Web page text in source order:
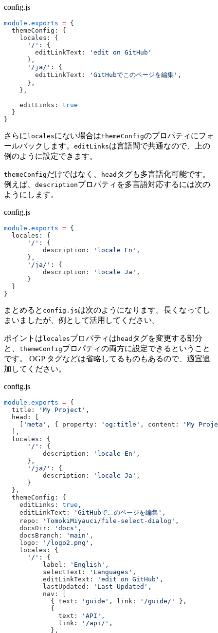
config.js
module . exports = {
  themeConfig: {
    locales: {
      '/'
: {
        editLinkText:
'edit on GitHub'
      },
      '/ja/'
: {
        editLinkText:
'GitHubでこのページを編集' ,
      },
    },
    editLinks:
true
  }
}
さらに localesにない場合はthemeConfigのプロパティにフォ
ールバックします。 editLinksは言語間で共通なので、上の
例のように設定できます。
themeConfigだけではなく、 head タグも多言語化可能です。
例えば、 descriptionプロパティを多言語対応するには次の
ようにします。
config.js
module . exports = {
  locales: {
      '/'
: {
          description:
'locale En' ,
      },
      '/ja/'
: {
          description:
'locale Ja' ,
      }
  }
}
まとめると config.jsは次のようになります。長くなってし
まいましたが、例として活用してください。
ポイントは localesプロパティは head タグを変更する部分
と、 themeConfigプロパティの両方に設定できるということ
です。 OGP タグなどは省略してるものもあるので、適宜追
加してください。
config.js
module . exports = {
  title:
'My Project' ,
  head: [
'meta' , { property: 'og:title' , content:
'My
  ],
  locales: {
      '/'
: {
          description:
'locale En' ,
      },
      '/ja/'
: {
          description:
'locale Ja' ,
      }
  },
  themeConfig: {
    editLinks:
true ,
    editLinkText:
'GitHubでこのページを編集' ,
    repo:
'TomokiMiyauci/file-select-dialog' ,
    docsDir:
'docs' ,
    docsBranch:
'main' ,
    logo:
'/logo2.png' ,
    locales: {
      '/'
: {
          label:
'English' ,
          selectText:
'Languages' ,
          editLinkText:
'edit on GitHub' ,
          lastUpdated:
'Last Updated' ,
          nav: [
            { text:
'guide' , link: '/guide/'
},
            {
              text:
'API' ,
              link:
'/api/' ,
            },